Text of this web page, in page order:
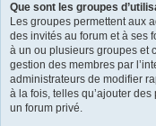
Que sont les groupes
Les groupes permettent aux
des invités au forum et à ses
à un ou plusieurs groupes et
gestion des membres par
administrateurs de modifier
à la fois, telles qu’ajouter
un forum privé.